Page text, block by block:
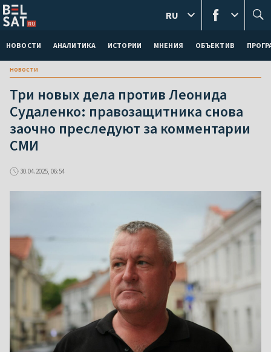
НОВОСТИ АНАЛИТИКА ИСТОРИИ МНЕНИЯ ОБЪЕКТИВ
RU
новости
Три новых дела против Леонида
Судаленко: правозащитника снова
заочно преследуют за комментарии
СМИ
30.04.2025, 06:54